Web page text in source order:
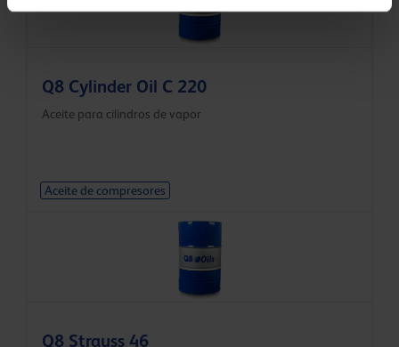
Q8 Cylinder Oil C 220
Aceite para cilindros de vapor
Aceite de compresores
Q8 Strauss 46